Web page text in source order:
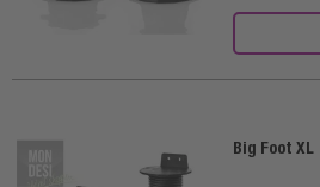
Big Foot XL